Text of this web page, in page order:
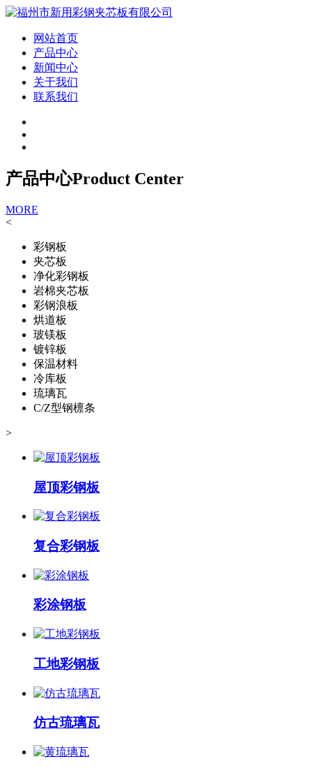
网站首页
产品中心
新闻中心
关于我们
联系我们
产品中心Product Center
MORE
<
彩钢板
夹芯板
净化彩钢板
岩棉夹芯板
彩钢浪板
烘道板
玻镁板
镀锌板
保温材料
冷库板
琉璃瓦
C/Z型钢檩条
>
屋顶彩钢板
复合彩钢板
彩涂钢板
工地彩钢板
仿古琉璃瓦